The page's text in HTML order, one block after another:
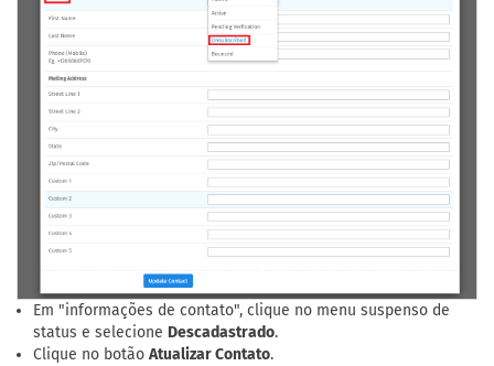
Em "informações de contato", clique no menu suspenso de
status e selecione Descadastrado.
Clique no botão Atualizar Contato.